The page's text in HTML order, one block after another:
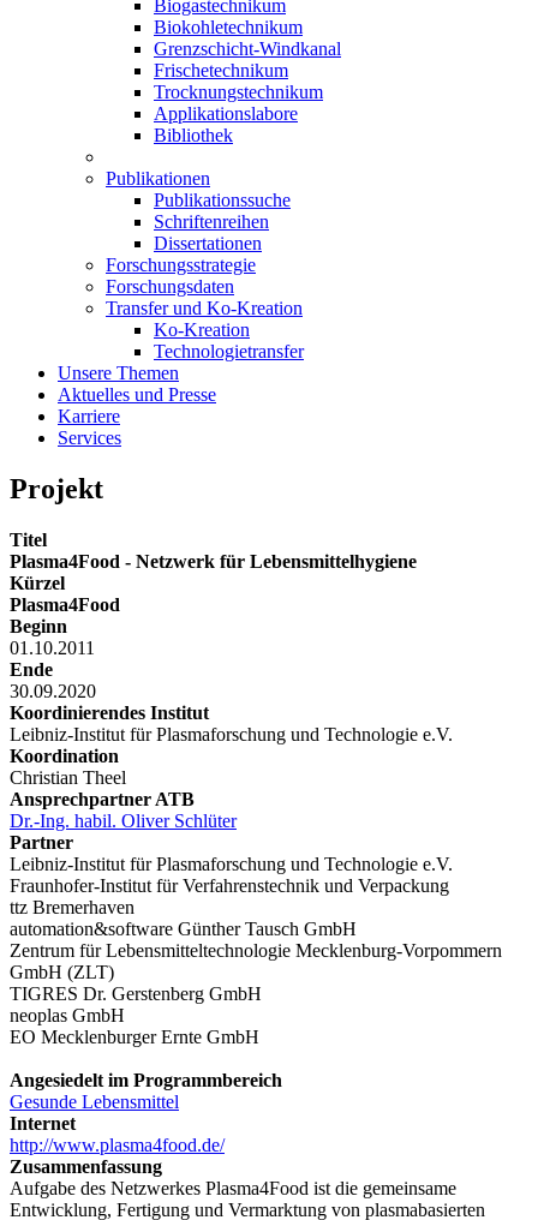
Biogastechnikum
Biokohletechnikum
Grenzschicht-Windkanal
Frischetechnikum
Trocknungstechnikum
Applikationslabore
Bibliothek
Publikationen
Publikationssuche
Schriftenreihen
Dissertationen
Forschungsstrategie
Forschungsdaten
Transfer und Ko-Kreation
Ko-Kreation
Technologietransfer
Unsere Themen
Aktuelles und Presse
Karriere
Services
Projekt
Titel
Plasma4Food - Netzwerk für Lebensmittelhygiene
Kürzel
Plasma4Food
Beginn
01.10.2011
Ende
30.09.2020
Koordinierendes Institut
Leibniz-Institut für Plasmaforschung und Technologie e.V.
Koordination
Christian Theel
Ansprechpartner ATB
Dr.-Ing. habil. Oliver Schlüter
Partner
Leibniz-Institut für Plasmaforschung und Technologie e.V.
Fraunhofer-Institut für Verfahrenstechnik und Verpackung
ttz Bremerhaven
automation&software Günther Tausch GmbH
Zentrum für Lebensmitteltechnologie Mecklenburg-Vorpommern
GmbH (ZLT)
TIGRES Dr. Gerstenberg GmbH
neoplas GmbH
EO Mecklenburger Ernte GmbH
Angesiedelt im Programmbereich
Gesunde Lebensmittel
Internet
http://www.plasma4food.de/
Zusammenfassung
Aufgabe des Netzwerkes Plasma4Food ist die gemeinsame
Entwicklung, Fertigung und Vermarktung von plasmabasierten